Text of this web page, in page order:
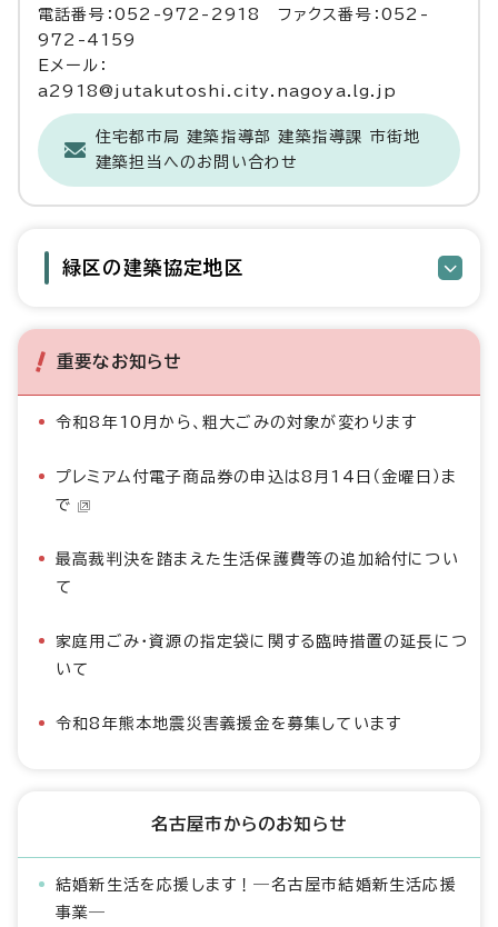
電話番号：052-972-2918 ファクス番号：052-
972-4159
Eメール：
a2918@jutakutoshi.city.nagoya.lg.jp
住宅都市局 建築指導部 建築指導課 市街地
建築担当へのお問い合わせ
緑区の建築協定地区
重要なお知らせ
令和8年10月から、粗大ごみの対象が変わります
プレミアム付電子商品券の申込は8月14日（金曜日）ま
で
最高裁判決を踏まえた生活保護費等の追加給付につい
て
家庭用ごみ・資源の指定袋に関する臨時措置の延長につ
いて
令和8年熊本地震災害義援金を募集しています
名古屋市からのお知らせ
結婚新生活を応援します！―名古屋市結婚新生活応援
事業―